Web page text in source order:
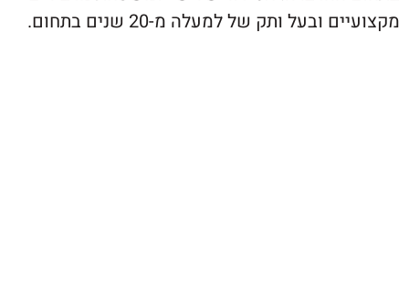
ותק של למעלה מ-20 שנים בתחום.